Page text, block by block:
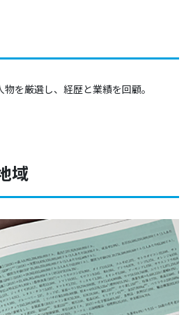
を厳選し、経歴と業績を回顧。
域